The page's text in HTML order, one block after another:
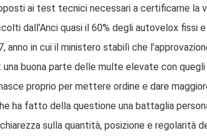
ai test tecnici necessari a certificarne la
dall’Anci quasi il 60% degli autovelox fissi
anno in cui il ministero stabilì che
una buona parte delle multe elevate con
proprio per mettere ordine e dare
ha fatto della questione una battaglia
sulla quantità, posizione e regolarità